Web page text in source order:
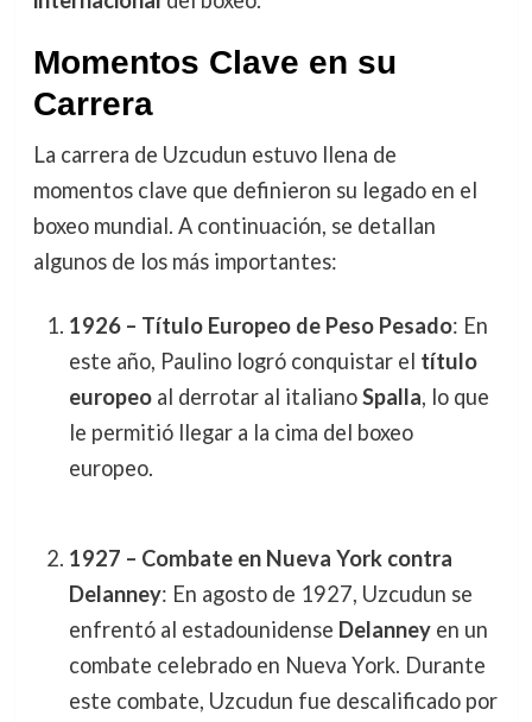
Momentos Clave en su
Carrera
La carrera de Uzcudun estuvo llena de
momentos clave que definieron su legado en el
boxeo mundial. A continuación, se detallan
algunos de los más importantes:
1926 – Título Europeo de Peso Pesado: En
este año, Paulino logró conquistar el título
europeoal derrotar al italianoSpalla, lo que
le permitió llegar a la cima del boxeo
europeo.
1927 – Combate en Nueva York contra
Delanney: En agosto de 1927, Uzcudun se
enfrentó al estadounidense Delanneyen un
combate celebrado en Nueva York. Durante
este combate, Uzcudun fue descalificado por